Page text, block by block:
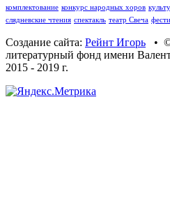
комплектование конкурс народных хоров
слядневские чтения спектакль театр Свеча
Создание сайта: Рейнт Игорь • ©
литературный фонд имени
2015 - 2019 г.